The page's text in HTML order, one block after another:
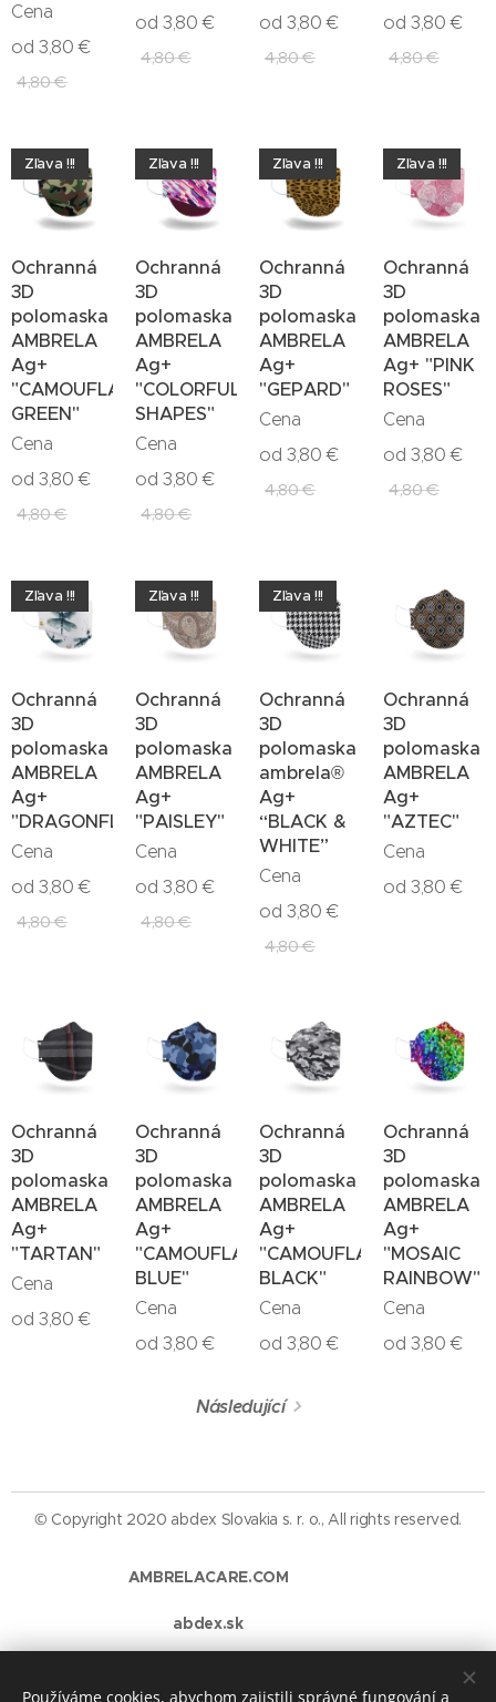
Cena
od3,80 €
4,80€
od3,80 €
4,80€
od3,80 €
4,80€
od3,80 €
4,80€
Ochranná
3D
polomaska
AMBRELA
Ag+
"CAMOUFLAGE
GREEN"
Zľava !!!
Cena
od3,80 €
4,80€
Ochranná
3D
polomaska
AMBRELA
Ag+
"COLORFUL
SHAPES"
Zľava !!!
Cena
od3,80 €
4,80€
Ochranná
3D
polomaska
AMBRELA
Ag+
"GEPARD"
Zľava !!!
Cena
od3,80 €
4,80€
Ochranná
3D
polomaska
AMBRELA
Ag+ "PINK
ROSES"
Zľava !!!
Cena
od3,80 €
4,80€
Ochranná
3D
polomaska
AMBRELA
Ag+
"DRAGONFLY"
Zľava !!!
Cena
od3,80 €
4,80€
Ochranná
3D
polomaska
AMBRELA
Ag+
"PAISLEY"
Zľava !!!
Cena
od3,80 €
4,80€
Ochranná
3D
polomaska
ambrela®
Ag+
“BLACK &
WHITE”
Zľava !!!
Cena
od3,80 €
4,80€
Ochranná
3D
polomaska
AMBRELA
Ag+
"AZTEC"
Cena
od3,80 €
Ochranná
3D
polomaska
AMBRELA
Ag+
"TARTAN"
Cena
od3,80 €
Ochranná
3D
polomaska
AMBRELA
Ag+
"CAMOUFLAGE
BLUE"
Cena
od3,80 €
Ochranná
3D
polomaska
AMBRELA
Ag+
"CAMOUFLAGE
BLACK"
Cena
od3,80 €
Ochranná
3D
polomaska
AMBRELA
Ag+
"MOSAIC
RAINBOW"
Cena
od3,80 €
Následující
© Copyright 2020 abdex Slovakia s. r. o., All rights reserved.
AMBRELACARE.COM
abdex.sk
Používáme cookies, abychom zajistili správné fungování a